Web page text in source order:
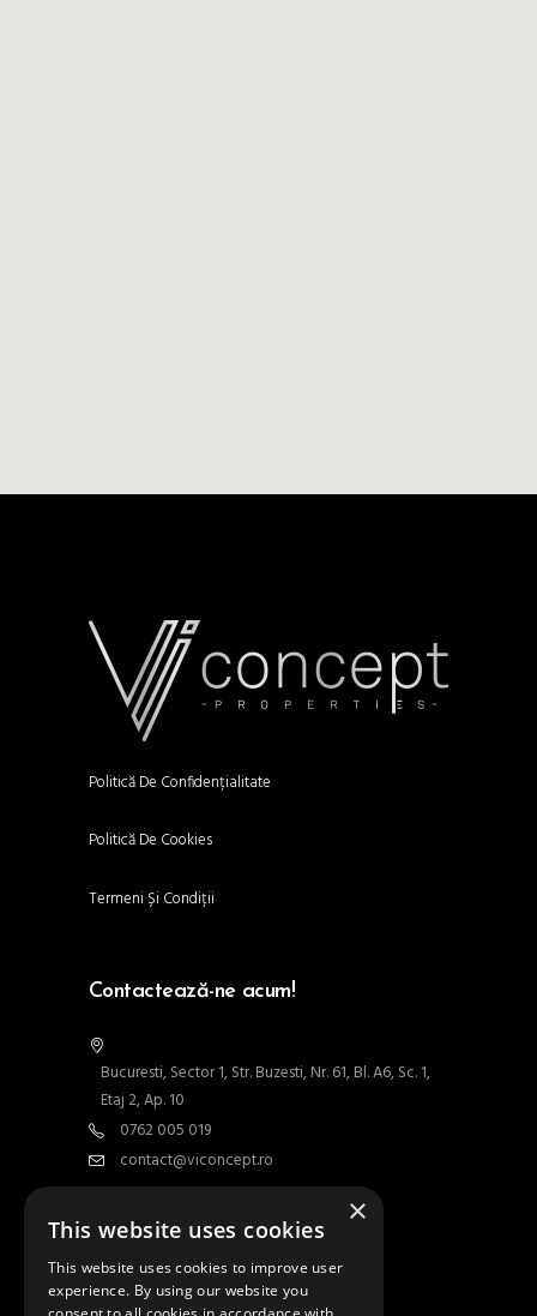
Politică De Confidențialitate
Politică De Cookies
Termeni Și Condiții
Contactează-ne acum!
Bucuresti, Sector 1, Str. Buzesti, Nr. 61, Bl. A6, Sc. 1,
Etaj 2, Ap. 10
0762 005 019
contact@viconcept.ro
Contact
Abonează-te la newsletter
×
This website uses cookies
This website uses cookies to improve user
experience. By using our website you